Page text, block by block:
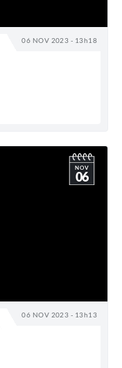
06 NOV 2023 - 13h18
06 NOV 2023 - 13h13
NOV
06